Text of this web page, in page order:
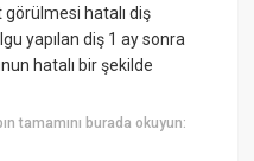
hatalı diş
yapılan diş 1 ay sonra
hatalı bir şekilde
tamamını burada okuyun: